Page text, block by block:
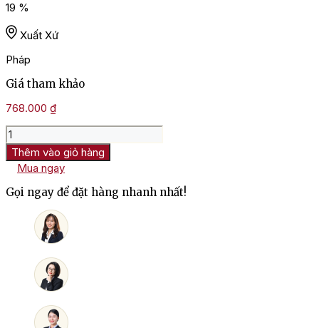
19 %
Xuất Xứ
Pháp
Giá tham khảo
768.000 ₫
Rượu
Joseph
Cartron
Double
Crème
De
Bourgogne
Thêm vào giỏ hàng
Mua ngay
Gọi ngay để đặt hàng nhanh nhất!